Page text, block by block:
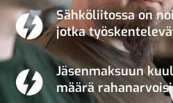
Sähköliitossa on
jotka
Jäsenmaksuun
määrä